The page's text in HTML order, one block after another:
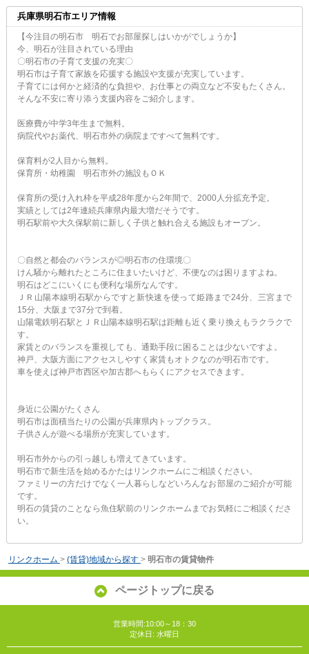
兵庫県明石市エリア情報
【今注目の明石市 明石でお部屋探しはいかがでしょうか】
今、明石が注目されている理由
〇明石市の子育て支援の充実〇
明石市は子育て家族を応援する施設や支援が充実しています。
子育てには何かと経済的な負担や、お仕事との両立など不安もたくさん。
そんな不安に寄り添う支援内容をご紹介します。
医療費が中学3年生まで無料。
病院代やお薬代、明石市外の病院まですべて無料です。
保育料が2人目から無料。
保育所・幼稚園 明石市外の施設もＯＫ
保育所の受け入れ枠を平成28年度から2年間で、2000人分拡充予定。
実績としては2年連続兵庫県内最大増だそうです。
明石駅前や大久保駅前に新しく子供と触れ合える施設もオープン。
〇自然と都会のバランスが◎明石市の住環境〇
けん騒から離れたところに住まいたいけど、不便なのは困りますよね。
明石はどこにいくにも便利な場所なんです。
ＪＲ山陽本線明石駅からですと新快速を使って姫路まで24分、三宮まで
15分、大阪まで37分で到着。
山陽電鉄明石駅とＪＲ山陽本線明石駅は距離も近く乗り換えもラクラクで
す。
家賃とのバランスを重視しても、通勤手段に困ることは少ないですよ。
神戸、大阪方面にアクセスしやすく家賃もオトクなのが明石市です。
車を使えば神戸市西区や加古郡へもらくにアクセスできます。
身近に公園がたくさん
明石市は面積当たりの公園が兵庫県内トップクラス。
子供さんが遊べる場所が充実しています。
明石市外からの引っ越しも増えてきています。
明石市で新生活を始めるかたはリンクホームにご相談ください。
ファミリーの方だけでなく一人暮らしなどいろんなお部屋のご紹介が可能
です。
明石の賃貸のことなら魚住駅前のリンクホームまでお気軽にご相談くださ
い。
リンクホーム > (賃貸)地域から探す > 明石市の賃貸物件
ページトップに戻る
営業時間:10:00～18：30
定休日: 水曜日